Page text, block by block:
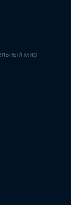
мир